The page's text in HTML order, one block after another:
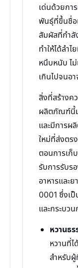
เด่นด้วยกา
พันธุ์ที่ขึ้นชื่อ
สัมผัสที่กำลั
ทำให้ได้ลำ
หนึบหนับ ไ
เกินไปจนอ
สิ่งที่สร้างค
ผลิตภัณฑ์นี้ม
และมีการผ
ใหม่ที่ส่งตร
ตอนการเก็
รับการรับร
อาหารและ
0001 ซึ่งเ
และกระบว
หวานธ
หวานที่ไ
สำหรับ